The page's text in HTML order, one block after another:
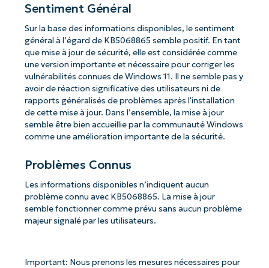
Sentiment Général
Sur la base des informations disponibles, le sentiment
général à l’égard de KB5068865 semble positif. En tant
que mise à jour de sécurité, elle est considérée comme
une version importante et nécessaire pour corriger les
vulnérabilités connues de Windows 11. Il ne semble pas y
avoir de réaction significative des utilisateurs ni de
rapports généralisés de problèmes après l'installation
de cette mise à jour. Dans l’ensemble, la mise à jour
semble être bien accueillie par la communauté Windows
comme une amélioration importante de la sécurité.
Problèmes Connus
Les informations disponibles n’indiquent aucun
problème connu avec KB5068865. La mise à jour
semble fonctionner comme prévu sans aucun problème
majeur signalé par les utilisateurs.
Important: Nous prenons les mesures nécessaires pour